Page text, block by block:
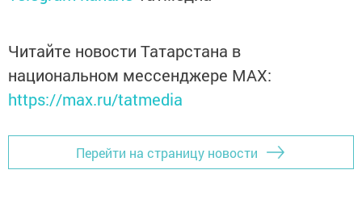
Читайте новости Татарстана в
национальном мессенджере MАХ:
https://max.ru/tatmedia
Перейти на страницу новости